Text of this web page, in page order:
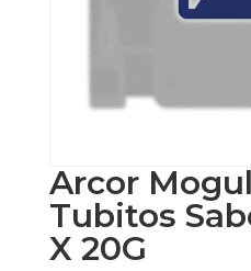
Arcor
Tubitos
X 20G